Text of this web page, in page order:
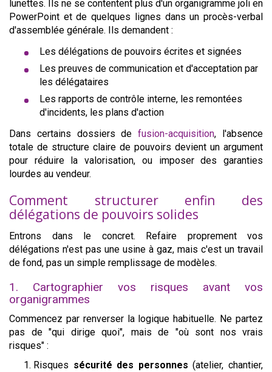
lunettes. Ils ne se contentent plus d'un organigramme joli en
PowerPoint et de quelques lignes dans un procès-verbal
d'assemblée générale. Ils demandent :
Les délégations de pouvoirs écrites et signées
Les preuves de communication et d'acceptation par
les délégataires
Les rapports de contrôle interne, les remontées
d'incidents, les plans d'action
Dans certains dossiers defusion-acquisition, l'absence
totale de structure claire de pouvoirs devient un argument
pour réduire la valorisation, ou imposer des garanties
lourdes au vendeur.
Comment structurer enfin des
délégations de pouvoirs solides
Entrons dans le concret. Refaire proprement vos
délégations n'est pas une usine à gaz, mais c'est un travail
de fond, pas un simple remplissage de modèles.
1. Cartographier vos risques avant vos
organigrammes
Commencez par renverser la logique habituelle. Ne partez
pas de "qui dirige quoi", mais de "où sont nos vrais
risques" :
Risques sécurité des personnes (atelier, chantier,